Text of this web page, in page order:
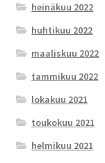
heinäkuu 2022
huhtikuu 2022
maaliskuu 2022
tammikuu 2022
lokakuu 2021
toukokuu 2021
helmikuu 2021